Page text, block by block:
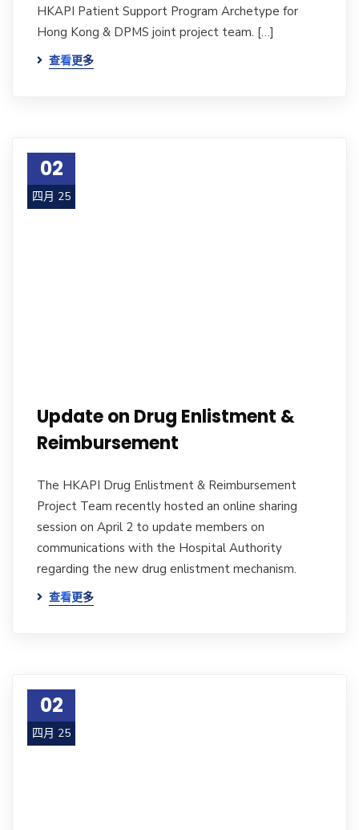
HKAPI Patient Support Program Archetype for
Hong Kong & DPMS joint project team. […]
查看更多
02
四月 25
Update on Drug Enlistment &
Reimbursement
The HKAPI Drug Enlistment & Reimbursement
Project Team recently hosted an online sharing
session on April 2 to update members on
communications with the Hospital Authority
regarding the new drug enlistment mechanism.
查看更多
02
四月 25